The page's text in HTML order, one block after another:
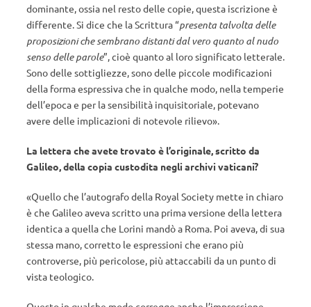
dominante, ossia nel resto delle copie, questa iscrizione è
differente. Si dice che la Scrittura “presenta talvolta delle
proposizioni che sembrano distanti dal vero quanto al nudo
senso delle parole”, cioè quanto al loro significato letterale.
Sono delle sottigliezze, sono delle piccole modificazioni
della forma espressiva che in qualche modo, nella temperie
dell’epoca e per la sensibilità inquisitoriale, potevano
avere delle implicazioni di notevole rilievo».
La lettera che avete trovato è l’originale, scritto da
Galileo, della copia custodita negli archivi vaticani?
«Quello che l’autografo della Royal Society mette in chiaro
è che Galileo aveva scritto una prima versione della lettera
identica a quella che Lorini mandò a Roma. Poi aveva, di sua
stessa mano, corretto le espressioni che erano più
controverse, più pericolose, più attaccabili da un punto di
vista teologico.